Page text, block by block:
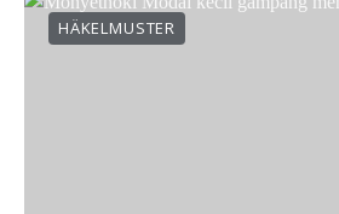
HÄKELMUSTER